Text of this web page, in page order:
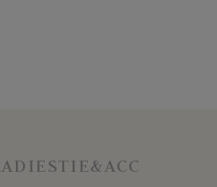
ュラルに、扱いやすさも欲しい
ールマックス®ファブリック
綿100％よりもシワになりにく
TIE&ACC